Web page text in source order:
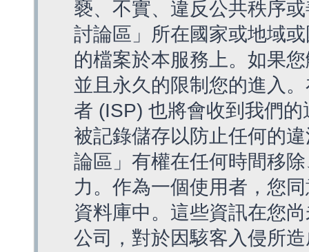
褻、不實、違反公共秩序
討論區」所在國家或地域
的檔案於本服務上。如果
並且永久的限制您的進入
者 (ISP) 也將會收到我們
被記錄儲存以防止任何的
論區」有權在任何時間移
力。作為一個使用者，您
資料庫中。這些資訊在您
公司，對於因駭客入侵所